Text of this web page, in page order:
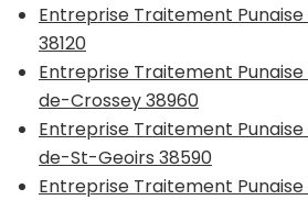
Entreprise Traitement
38120
Entreprise Traitement
de-Crossey 38960
Entreprise Traitement
de-St-Geoirs 38590
Entreprise Traitement